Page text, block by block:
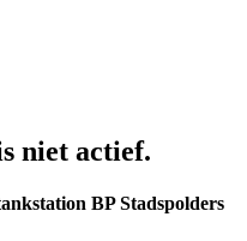
niet actief.
BP Stadspolders